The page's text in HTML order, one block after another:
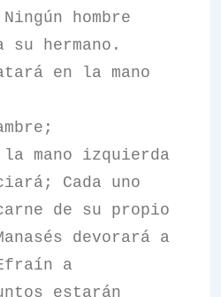
hombre
su hermano.
en la mano
mano izquierda
Cada uno
de su propio
devorará a
a
estarán